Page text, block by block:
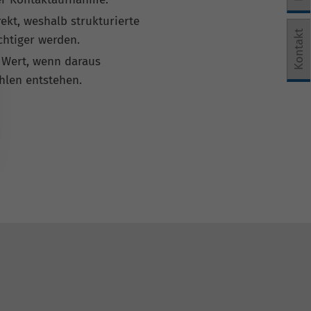
weshalb strukturierte
werden.
wenn daraus
entstehen.
Kontakt
erteilt werden kann. Die erste Service-